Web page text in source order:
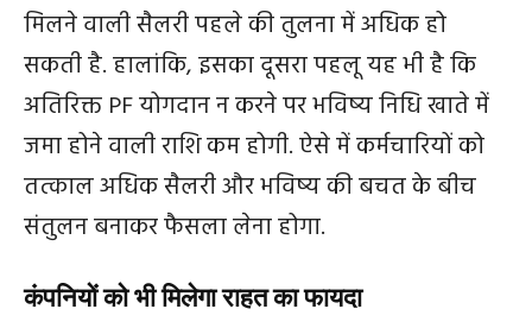
मिलने वाली सैलरी पहले की तुलना में अधिक हो
सकती है. हालांकि, इसका दूसरा पहलू यह भी है कि
अतिरिक्त PF योगदान न करने पर भविष्य निधि खाते में
जमा होने वाली राशि कम होगी. ऐसे में कर्मचारियों को
तत्काल अधिक सैलरी और भविष्य की बचत के बीच
संतुलन बनाकर फैसला लेना होगा.
कंपनियों को भी मिलेगा राहत का फायदा